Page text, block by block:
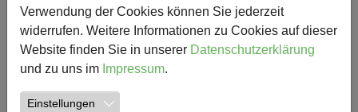
09.05.2013
Verwendung der Cookies können Sie jederzeit
widerrufen. Weitere Informationen zu Cookies auf dieser
Website finden Sie in unserer Datenschutzerklärung
und zu uns im Impressum.
Einstellungen